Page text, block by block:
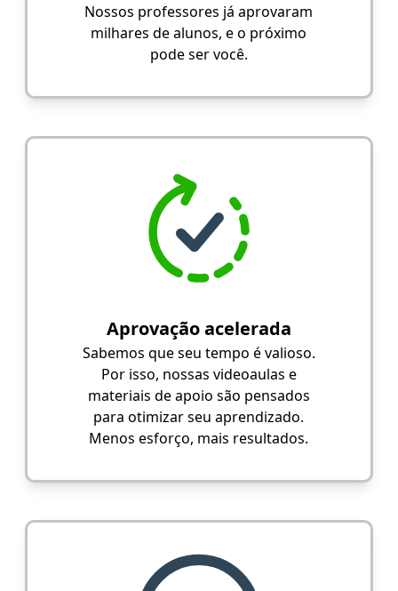
Nossos professores já aprovaram
milhares de alunos, e o próximo
pode ser você.
Aprovação acelerada
Sabemos que seu tempo é valioso.
Por isso, nossas videoaulas e
materiais de apoio são pensados
para otimizar seu aprendizado.
Menos esforço, mais resultados.